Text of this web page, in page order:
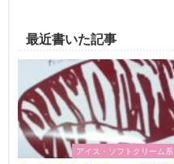
最近書いた記事
アイス・ソフトクリーム系